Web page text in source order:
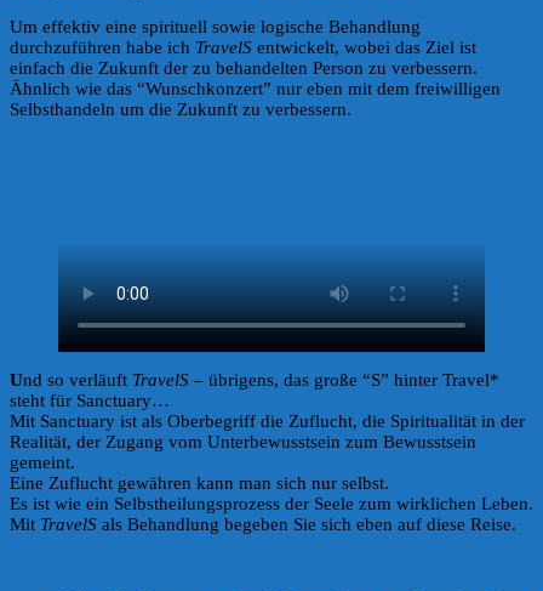
Um effektiv eine spirituell sowie logische Behandlung
durchzuführen habe ich TravelS entwickelt, wobei das Ziel ist
einfach die Zukunft der zu behandelten Person zu verbessern.
Ähnlich wie das “Wunschkonzert” nur eben mit dem freiwilligen
Selbsthandeln um die Zukunft zu verbessern.
Und so verläuft TravelS – übrigens, das große “S” hinter Travel*
steht für Sanctuary…
Mit Sanctuary ist als Oberbegriff die Zuflucht, die Spiritualität in der
Realität, der Zugang vom Unterbewusstsein zum Bewusstsein
gemeint.
Eine Zuflucht gewähren kann man sich nur selbst.
Es ist wie ein Selbstheilungsprozess der Seele zum wirklichen Leben.
Mit TravelS als Behandlung begeben Sie sich eben auf diese Reise.